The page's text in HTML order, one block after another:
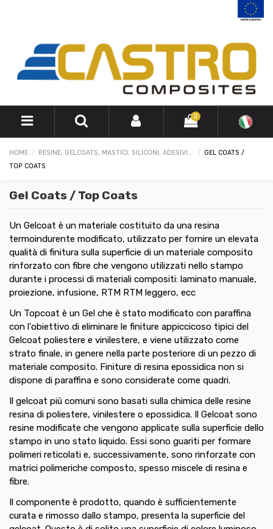
0
HOME RESINE, GELCOATS, MASTICI, SILICONI, ADESIVI...
GEL COATS /
TOP COATS
Gel Coats / Top Coats
Un Gelcoat è un materiale costituito da una resina
termoindurente modificato, utilizzato per fornire un elevata
qualità di finitura sulla superficie di un materiale composito
rinforzato con fibre che vengono utilizzati nello stampo
durante i processi di materiali compositi: laminato manuale,
proiezione, infusione, RTM RTM leggero, ecc
Un Topcoat è un Gel che è stato modificato con paraffina
con l'obiettivo di eliminare le finiture appiccicoso tipici del
Gelcoat poliestere e vinilestere, e viene utilizzato come
strato finale, in genere nella parte posteriore di un pezzo di
materiale composito. Finiture di resina epossidica non si
dispone di paraffina e sono considerate come quadri.
Il gelcoat più comuni sono basati sulla chimica delle resine
resina di poliestere, vinilestere o epossidica. Il Gelcoat sono
resine modificate che vengono applicate sulla superficie dello
stampo in uno stato liquido. Essi sono guariti per formare
polimeri reticolati e, successivamente, sono rinforzate con
matrici polimeriche composto, spesso miscele di resina e
fibre.
Il componente è prodotto, quando è sufficientemente
curata e rimosso dallo stampo, presenta la superficie del